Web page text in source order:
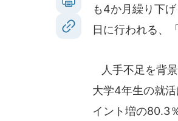
も4か月繰り下
日に行われる、
人手不足を背
大学4年生の就
イント増の80.3